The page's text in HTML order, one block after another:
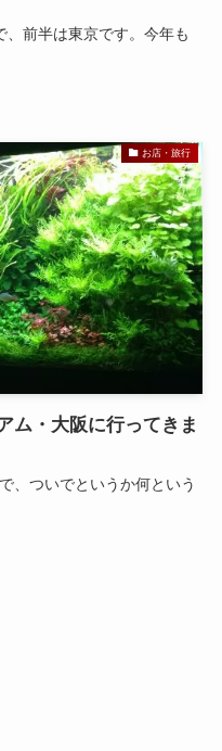
前半は東京です。今年も
お店・旅行
ム・大阪に行ってきま
、ついでというか何という